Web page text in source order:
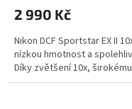
2 990 Kč
Nikon DCF Sportstar EX II
nízkou hmotnost a
Díky zvětšení 10x,